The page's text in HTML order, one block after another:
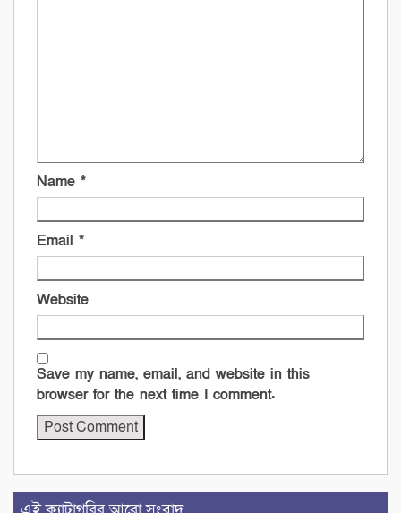
Name *
Email *
Website
Save my name, email, and website in this
browser for the next time I comment.